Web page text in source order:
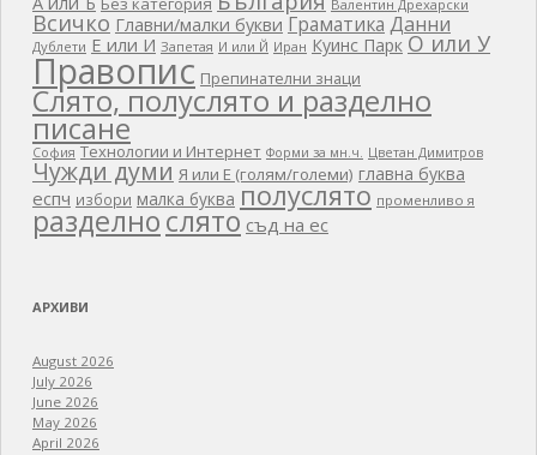
Валентин Дрехарски
Всичко Главни/малки букви Граматика Данни
Дублети Е или И Запетая И или Й Иран Куинс Парк О или У
Правопис Препинателни знаци
Слято, полуслято и разделно
писане
София Технологии и Интернет Форми за мн.ч. Цветан Димитров
Чужди думи Я или Е (голям/големи) главна буква
еспч избори малка буква полуслято променливо я
разделнослято съд на ес
АРХИВИ
August 2026
July 2026
June 2026
May 2026
April 2026